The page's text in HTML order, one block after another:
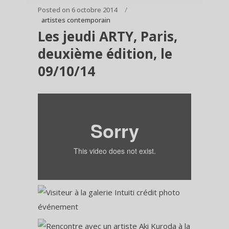
Posted on 6 octobre 2014
artistes contemporain
Les jeudi ARTY, Paris,
deuxième édition, le
09/10/14